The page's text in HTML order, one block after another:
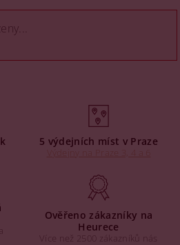
5 výdejních míst v Praze
Ověřeno zákazníky na
Heurece
Více než 2500 zákazníků nás